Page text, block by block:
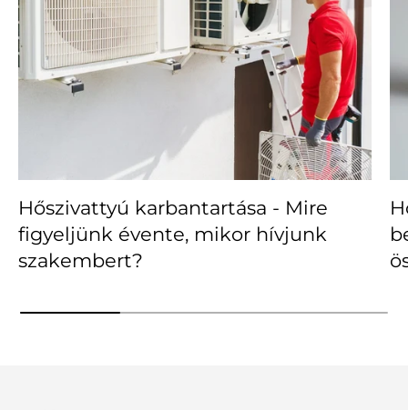
Hőszivattyú karbantartása - Mire
figyeljünk évente, mikor hívjunk
szakembert?